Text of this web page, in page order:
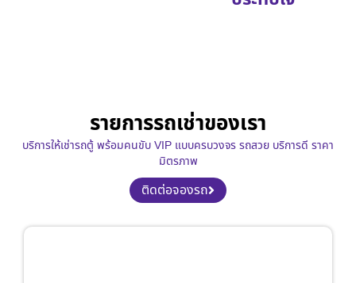
รายการรถเช่าของเรา
บริการให้เช่ารถตู้ พร้อมคนขับ VIP แบบครบวงจร รถสวย บริการดี ราคา
มิตรภาพ
ติดต่อจองรถ